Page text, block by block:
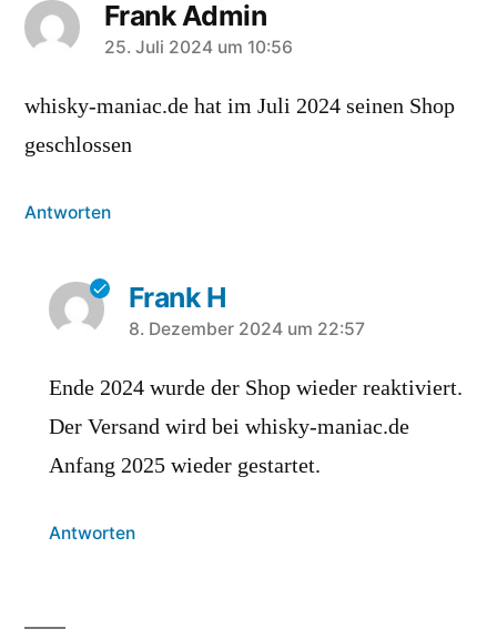
Frank Admin
sagt:
25. Juli 2024 um 10:56
whisky-maniac.de hat im Juli 2024 seinen Shop
geschlossen
Antworten
Frank H
sagt:
8. Dezember 2024 um 22:57
Ende 2024 wurde der Shop wieder reaktiviert.
Der Versand wird bei whisky-maniac.de
Anfang 2025 wieder gestartet.
Antworten
Schreibe